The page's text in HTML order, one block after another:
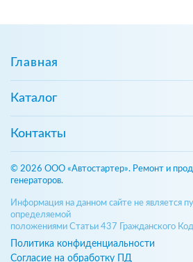
Главная
Каталог
Контакты
© 2026 ООО «Автостартер». Ремонт и
генераторов.
Информация на данном сайте не является
определяемой
положениями Статьи 437 Гражданского
Политика конфиденциальности
Согласие на обработку ПД